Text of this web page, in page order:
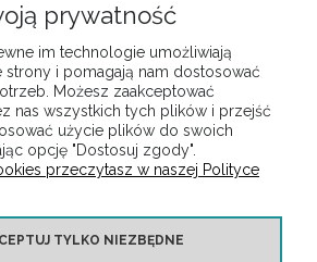
POMOC
MOJE KONTO
prywatność
im technologie umożliwiają
strony i pomagają nam dostosować
Możesz zaakceptować
nas wszystkich tych plików i przejść
użycie plików do swoich
opcję "Dostosuj zgody".
przeczytasz w naszej Polityce
TYLKO NIEZBĘDNE